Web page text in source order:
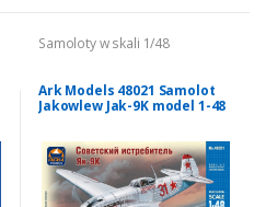
Samoloty w skali 1/48
Ark Models 48021 Samolot
Jakowlew Jak-9K model 1-48